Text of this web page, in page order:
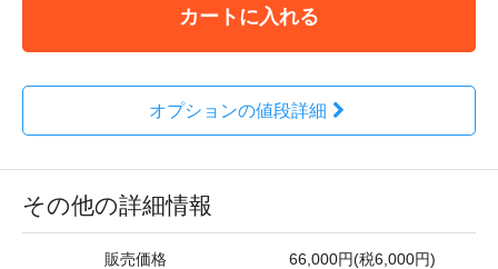
カートに入れる
オプションの値段詳細
その他の詳細情報
販売価格 66,000円(税6,000円)